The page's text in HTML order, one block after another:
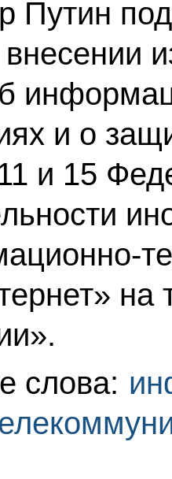
Путин
и о
и 15
на
слова: